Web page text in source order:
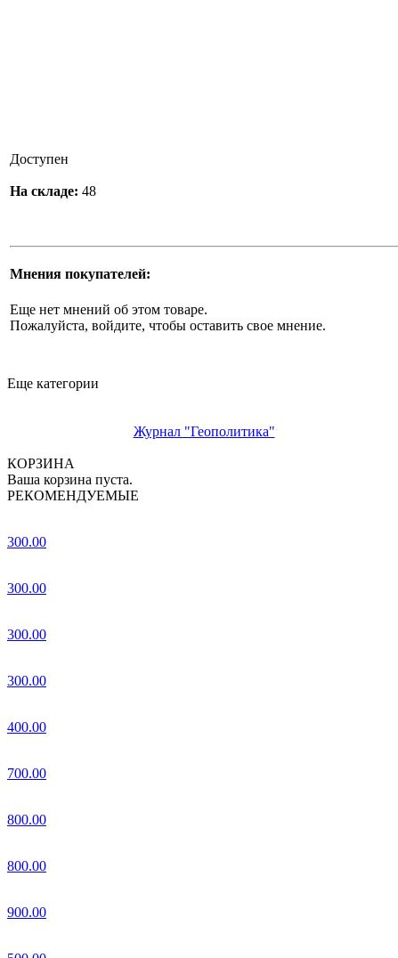
Доступен
На складе: 48
Мнения покупателей:
Еще нет мнений об этом товаре.
Пожалуйста, войдите, чтобы оставить свое мнение.
Еще категории
Журнал "Геополитика"
КОРЗИНА
Ваша корзина пуста.
РЕКОМЕНДУЕМЫЕ
300.00
300.00
300.00
300.00
400.00
700.00
800.00
800.00
900.00